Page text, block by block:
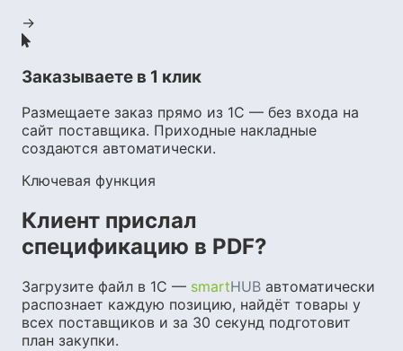
→
Заказываете в 1 клик
Размещаете заказ прямо из 1С — без входа на
сайт поставщика. Приходные накладные
создаются автоматически.
Ключевая функция
Клиент прислал
спецификацию в PDF?
Загрузите файл в 1С — smartHUB автоматически
распознает каждую позицию, найдёт товары у
всех поставщиков и за 30 секунд подготовит
план закупки.